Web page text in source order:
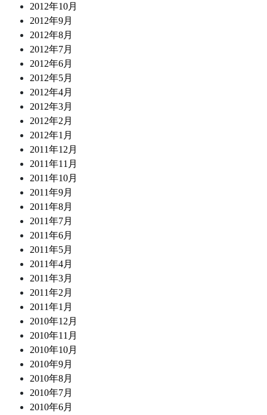
2012年10月
2012年9月
2012年8月
2012年7月
2012年6月
2012年5月
2012年4月
2012年3月
2012年2月
2012年1月
2011年12月
2011年11月
2011年10月
2011年9月
2011年8月
2011年7月
2011年6月
2011年5月
2011年4月
2011年3月
2011年2月
2011年1月
2010年12月
2010年11月
2010年10月
2010年9月
2010年8月
2010年7月
2010年6月